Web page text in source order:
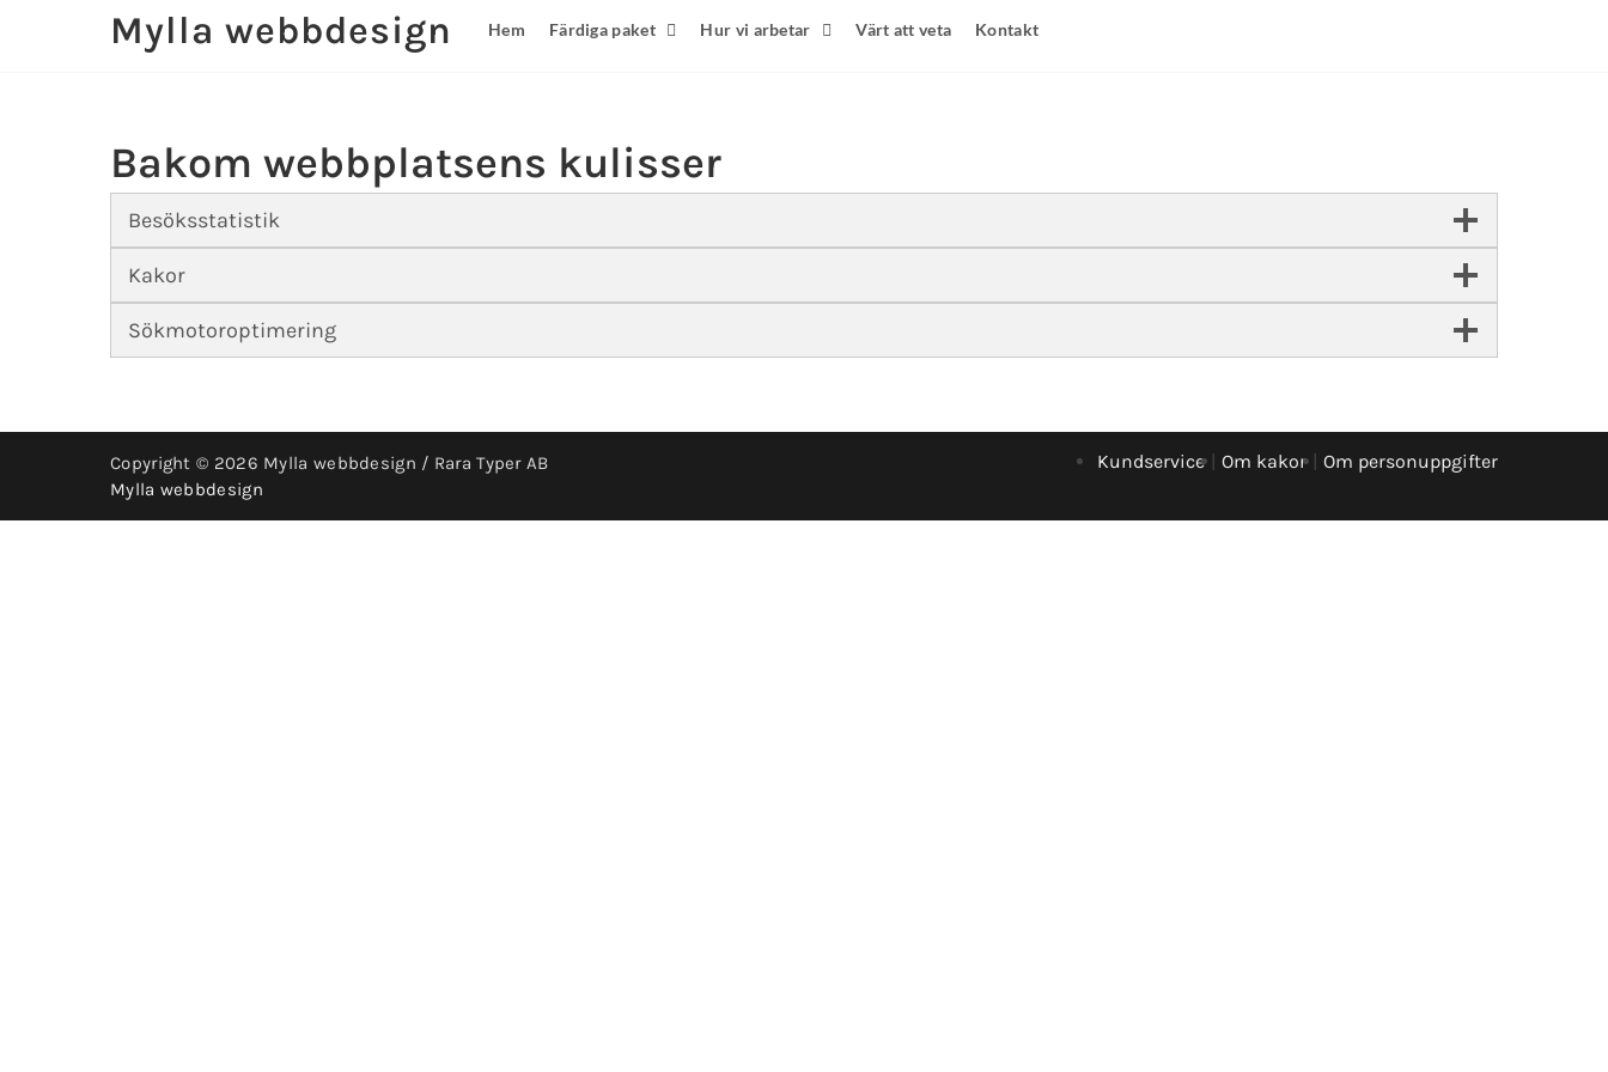
Mylla webbdesign Hem Färdiga paket Hur vi arbetar Värt att veta Kontakt
Bakom webbplatsens kulisser
Besöksstatistik
Kakor
Sökmotoroptimering
Kundservice Om kakor Om personuppgifter
Copyright © 2026 Mylla webbdesign / Rara Typer AB
Mylla webbdesign